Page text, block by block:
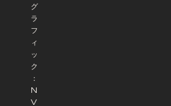
グ
ラ
フ
ィ
ッ
ク
：
N
V